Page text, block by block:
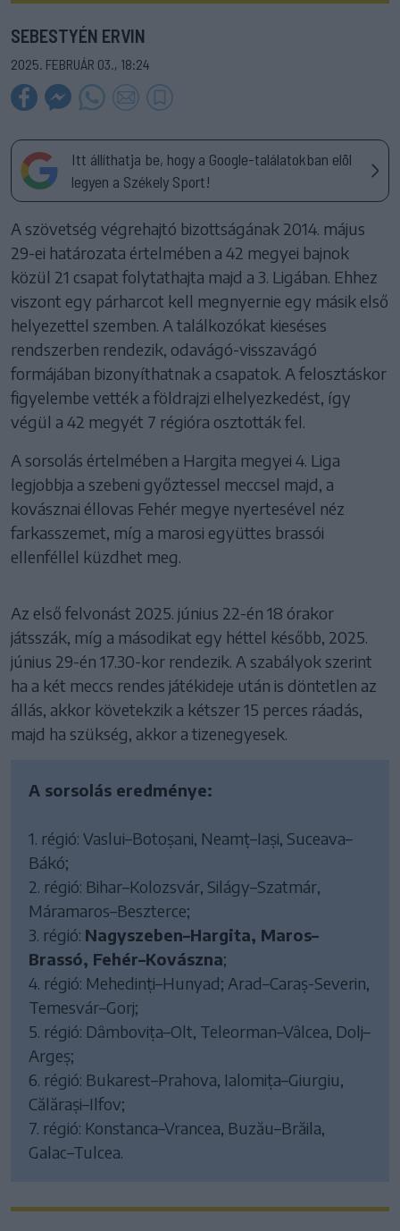
SEBESTYÉN ERVIN
2025. FEBRUÁR 03., 18:24
Itt állíthatja be, hogy a Google-találatokban elöl
legyen a Székely Sport!
A szövetség végrehajtó bizottságának 2014. május
29-ei határozata értelmében a 42 megyei bajnok
közül 21 csapat folytathajta majd a 3. Ligában. Ehhez
viszont egy párharcot kell megnyernie egy másik első
helyezettel szemben. A találkozókat kieséses
rendszerben rendezik, odavágó-visszavágó
formájában bizonyíthatnak a csapatok. A felosztáskor
figyelembe vették a földrajzi elhelyezkedést, így
végül a 42 megyét 7 régióra osztották fel.
A sorsolás értelmében a Hargita megyei 4. Liga
legjobbja a szebeni győztessel meccsel majd, a
kovásznai éllovas Fehér megye nyertesével néz
farkasszemet, míg a marosi együttes brassói
ellenféllel küzdhet meg.
Az első felvonást 2025. június 22-én 18 órakor
játsszák, míg a másodikat egy héttel később, 2025.
június 29-én 17.30-kor rendezik. A szabályok szerint
ha a két meccs rendes játékideje után is döntetlen az
állás, akkor követekzik a kétszer 15 perces ráadás,
majd ha szükség, akkor a tizenegyesek.
A sorsolás eredménye:
1. régió: Vaslui–Botoșani, Neamț–Iași, Suceava–
Bákó;
2. régió: Bihar–Kolozsvár, Silágy–Szatmár,
Máramaros–Beszterce;
3. régió: Nagyszeben–Hargita, Maros–
Brassó, Fehér–Kovászna;
4. régió: Mehedinți–Hunyad; Arad–Caraș-Severin,
Temesvár–Gorj;
5. régió: Dâmbovița–Olt, Teleorman–Vâlcea, Dolj–
Argeș;
6. régió: Bukarest–Prahova, Ialomița–Giurgiu,
Călărași–Ilfov;
7. régió: Konstanca–Vrancea, Buzău–Brăila,
Galac–Tulcea.